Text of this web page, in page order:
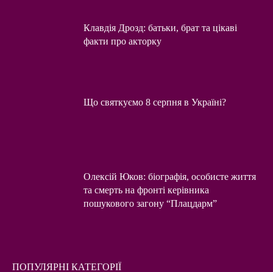
Клавдія Дрозд: батьки, брат та цікаві
факти про акторку
Що святкуємо 8 серпня в Україні?
Олексій Юков: біографія, особисте життя
та смерть на фронті керівника
пошукового загону “Плацдарм”
ПОПУЛЯРНІ КАТЕГОРІЇ